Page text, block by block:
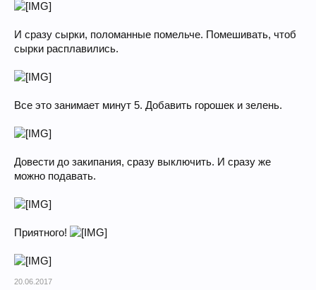
И сразу сырки, поломанные помельче. Помешивать, чтоб
сырки расплавились.
Все это занимает минут 5. Добавить горошек и зелень.
Довести до закипания, сразу выключить. И сразу же
можно подавать.
Приятного!
20.06.2017